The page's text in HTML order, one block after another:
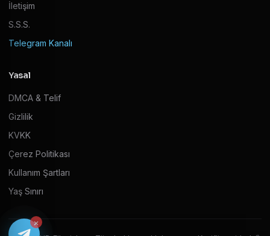
İletişim
S.S.S.
Telegram Kanalı
Yasal
DMCA & Telif
Gizlilik
KVKK
Çerez Politikası
Kullanım Şartları
Yaş Sınırı
×